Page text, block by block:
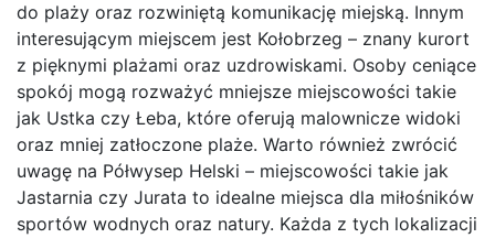
do plaży oraz rozwiniętą komunikację miejską. Innym
interesującym miejscem jest Kołobrzeg – znany kurort
z pięknymi plażami oraz uzdrowiskami. Osoby ceniące
spokój mogą rozważyć mniejsze miejscowości takie
jak Ustka czy Łeba, które oferują malownicze widoki
oraz mniej zatłoczone plaże. Warto również zwrócić
uwagę na Półwysep Helski – miejscowości takie jak
Jastarnia czy Jurata to idealne miejsca dla miłośników
sportów wodnych oraz natury. Każda z tych lokalizacji